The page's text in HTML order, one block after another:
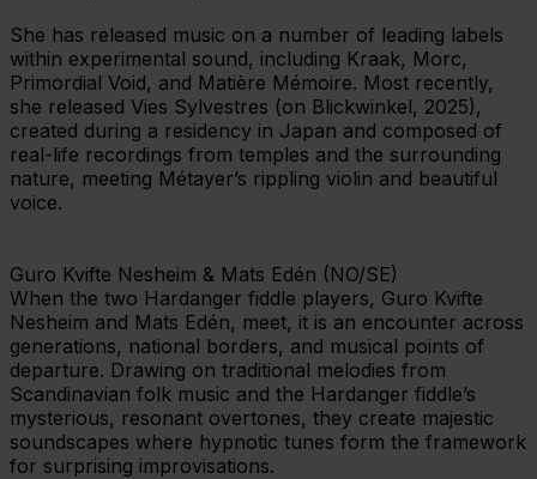
She has released music on a number of leading labels
within experimental sound, including Kraak, Morc,
Primordial Void, and Matière Mémoire. Most recently,
she released Vies Sylvestres (on Blickwinkel, 2025),
created during a residency in Japan and composed of
real-life recordings from temples and the surrounding
nature, meeting Métayer’s rippling violin and beautiful
voice.
Guro Kvifte Nesheim & Mats Edén (NO/SE)
When the two Hardanger fiddle players, Guro Kvifte
Nesheim and Mats Edén, meet, it is an encounter across
generations, national borders, and musical points of
departure. Drawing on traditional melodies from
Scandinavian folk music and the Hardanger fiddle’s
mysterious, resonant overtones, they create majestic
soundscapes where hypnotic tunes form the framework
for surprising improvisations.